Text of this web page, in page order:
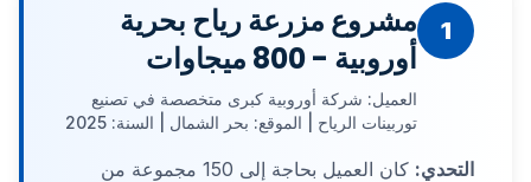
1
مشروع مزرعة رياح بحرية
أوروبية - 800 ميجاوات
العميل: شركة أوروبية كبرى متخصصة في تصنيع
توربينات الرياح | الموقع: بحر الشمال | السنة: 2025
التحدي:
كان العميل بحاجة إلى 150 مجموعة من